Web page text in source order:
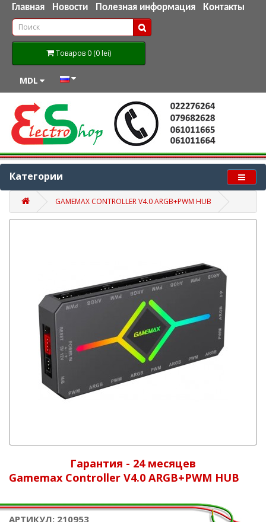
Главная Новости Полезная информация Контакты
Товаров 0 (0 lei)
MDL
Категории
GAMEMAX CONTROLLER V4.0 ARGB+PWM HUB
Гарантия - 24 месяцев
Gamemax Controller V4.0 ARGB+PWM HUB
АРТИКУЛ: 210953